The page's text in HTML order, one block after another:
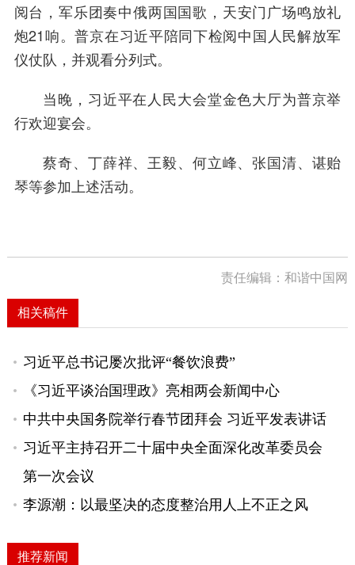
阅台，军乐团奏中俄两国国歌，天安门广场鸣放礼
炮21响。普京在习近平陪同下检阅中国人民解放军
仪仗队，并观看分列式。
当晚，习近平在人民大会堂金色大厅为普京举
行欢迎宴会。
蔡奇、丁薛祥、王毅、何立峰、张国清、谌贻
琴等参加上述活动。
责任编辑：和谐中国网
相关稿件
习近平总书记屡次批评“餐饮浪费”
《习近平谈治国理政》亮相两会新闻中心
中共中央国务院举行春节团拜会 习近平发表讲话
习近平主持召开二十届中央全面深化改革委员会
第一次会议
李源潮：以最坚决的态度整治用人上不正之风
推荐新闻